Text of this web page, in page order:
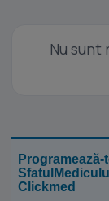
Nu sunt
Clickmed